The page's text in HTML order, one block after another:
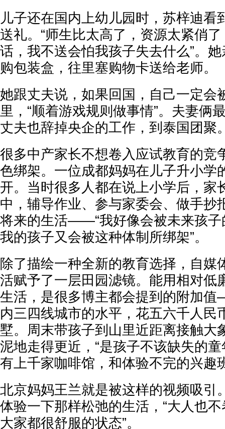
儿子还在国内上幼儿园时，苏梓迪看
送礼。“师生比太高了，资源太紧俏
话，我不送会怕我孩子失去什么”。
购包装盒，往里塞购物卡送给老师。
她跟丈夫说，如果回国，自己一定会
里，“顺着游戏规则做事情”。夫妻俩
丈夫也辞掉央企的工作，到泰国团聚
很多中产家长不想卷入应试教育的竞
色绑架。一位成都妈妈在儿子升小学
开。当时很多人都在说上小学后，家
中，辅导作业、参与家委会、做手抄
将来的生活——“我好像会被未来孩子
我的孩子又会被这种体制所绑架”。
除了描绘一种全新的教育选择，自媒
活赋予了一层田园滤镜。能用相对低
生活，是很多博主都会提到的附加
内三四线城市的水平，花五六千人民
墅。周末带孩子到山里近距离接触大
泥地走得更近，“是孩子不该缺失的
有上千家咖啡馆，和体验不完的兴趣
北京妈妈王兰就是被这样的视频吸引
体验一下那样松弛的生活，“大人也
大家都很舒服的状态”。